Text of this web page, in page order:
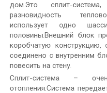
дом.Это сплит-
разновидность
использует одно
половины.Внешний блок
коробчатую
соединено с внутренним
повесить на стену.
Сплит-система –
отопления.Система